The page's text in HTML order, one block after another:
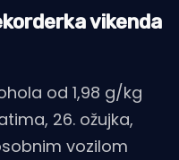
vikenda
od 1,98 g/kg
26. ožujka,
vozilom